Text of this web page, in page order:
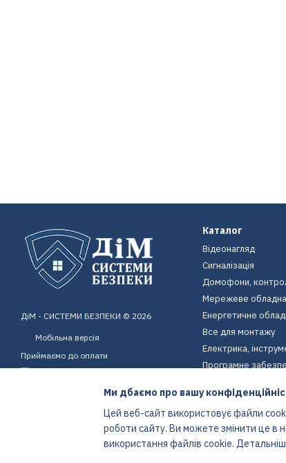
ДіМ - СИСТЕМИ БЕЗПЕКИ © 2026
Мобільна версія
Приймаємо до оплати
Інтернет-магазин створений з Хорошоп
Каталог
Відеонагляд
Сигналізація
Домофони,
Мережеве
Енергетичне
Все для монтажу
Електрика,
Програмне
Екіпірування
Енергетичне
Ми дбаємо про вашу
Цей веб-сайт використовує файли
роботи сайту. Ви можете змінити це в
використання файлів cookie.